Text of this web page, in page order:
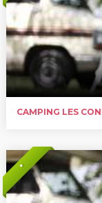
CAMPING LES
*